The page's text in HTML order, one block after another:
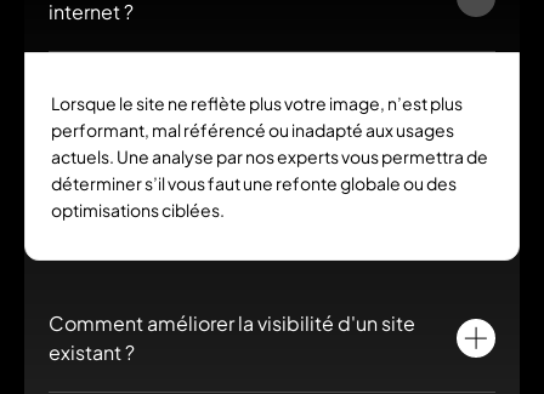
internet ?
Lorsque le site ne reflète plus votre image, n’est plus
performant, mal référencé ou inadapté aux usages
actuels. Une analyse par nos experts vous permettra de
déterminer s’il vous faut une refonte globale ou des
optimisations ciblées.
Comment améliorer la visibilité d'un site
existant ?